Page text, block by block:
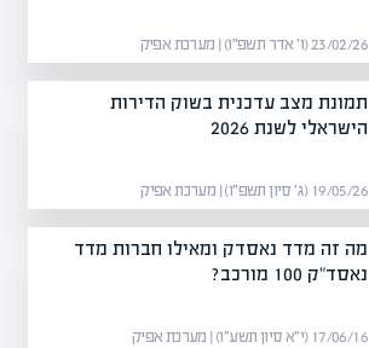
23/02/26 (ו׳ אדר תשפ״ו) | מערכת אפיק
תמונת מצב עדכנית בשוק הדירות
הישראלי לשנת 2026
19/05/26 (ג׳ סיון תשפ״ו) | מערכת אפיק
מה זה מדד נאסדק ומאילו חברות מדד
נאסד"ק 100 מורכב?
17/06/16 (י״א סיון תשע״ו) | מערכת אפיק